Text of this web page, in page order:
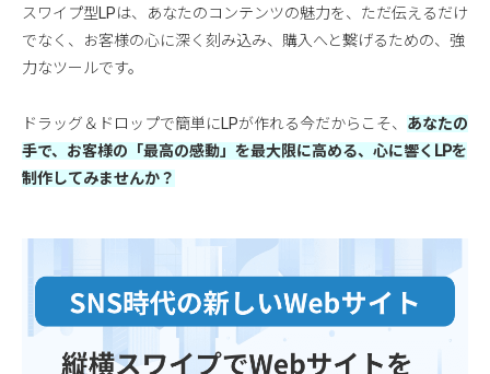
スワイプ型LPは、あなたのコンテンツの魅力を、ただ伝えるだけ
でなく、お客様の心に深く刻み込み、購入へと繋げるための、強
力なツールです。
ドラッグ＆ドロップで簡単にLPが作れる今だからこそ、 あなたの
手で、お客様の「最高の感動」を最大限に高める、心に響くLPを
制作してみませんか？